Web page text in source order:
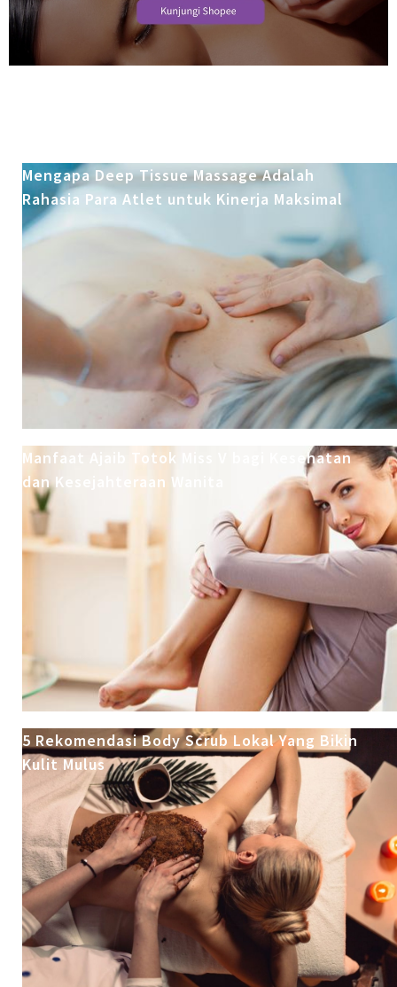
Mengapa Deep Tissue Massage Adalah
Rahasia Para Atlet untuk Kinerja Maksimal
Manfaat Ajaib Totok Miss V bagi Kesehatan
dan Kesejahteraan Wanita
5 Rekomendasi Body Scrub Lokal Yang Bikin
Kulit Mulus